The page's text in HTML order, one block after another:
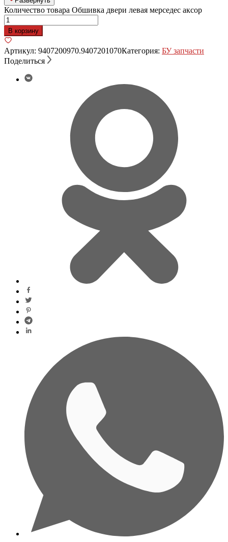
Количество товара Обшивка двери левая мерседес аксор
В корзину
Артикул: 9407200970.9407201070Категория: БУ запчасти
Поделиться